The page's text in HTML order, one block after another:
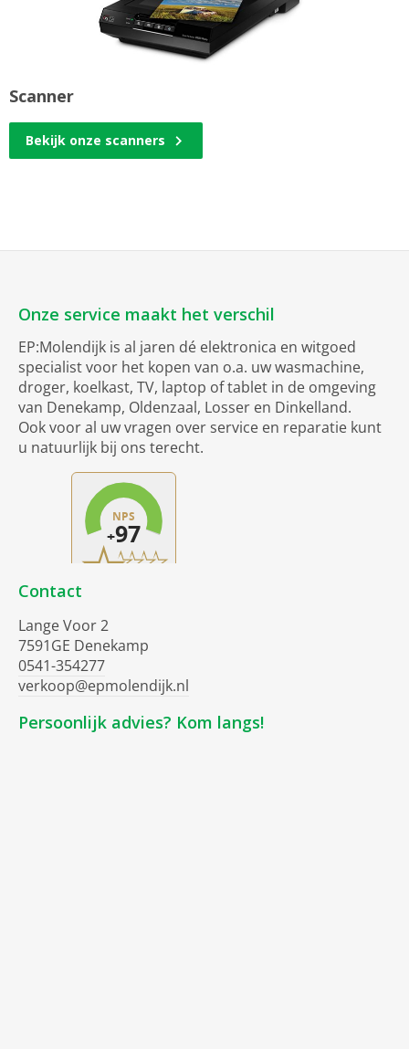
Scanner
Bekijk onze scanners
Onze service maakt het verschil
EP:Molendijk is al jaren dé elektronica en witgoed
specialist voor het kopen van o.a. uw wasmachine,
droger, koelkast, TV, laptop of tablet in de omgeving
van Denekamp, Oldenzaal, Losser en Dinkelland.
Ook voor al uw vragen over service en reparatie kunt
u natuurlijk bij ons terecht.
Contact
Lange Voor 2
7591GE Denekamp
0541-354277
verkoop@epmolendijk.nl
Persoonlijk advies? Kom langs!